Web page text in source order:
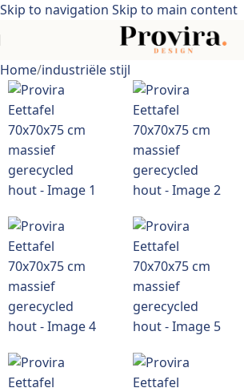
Skip to navigation Skip to main content
Home/industriële stijl